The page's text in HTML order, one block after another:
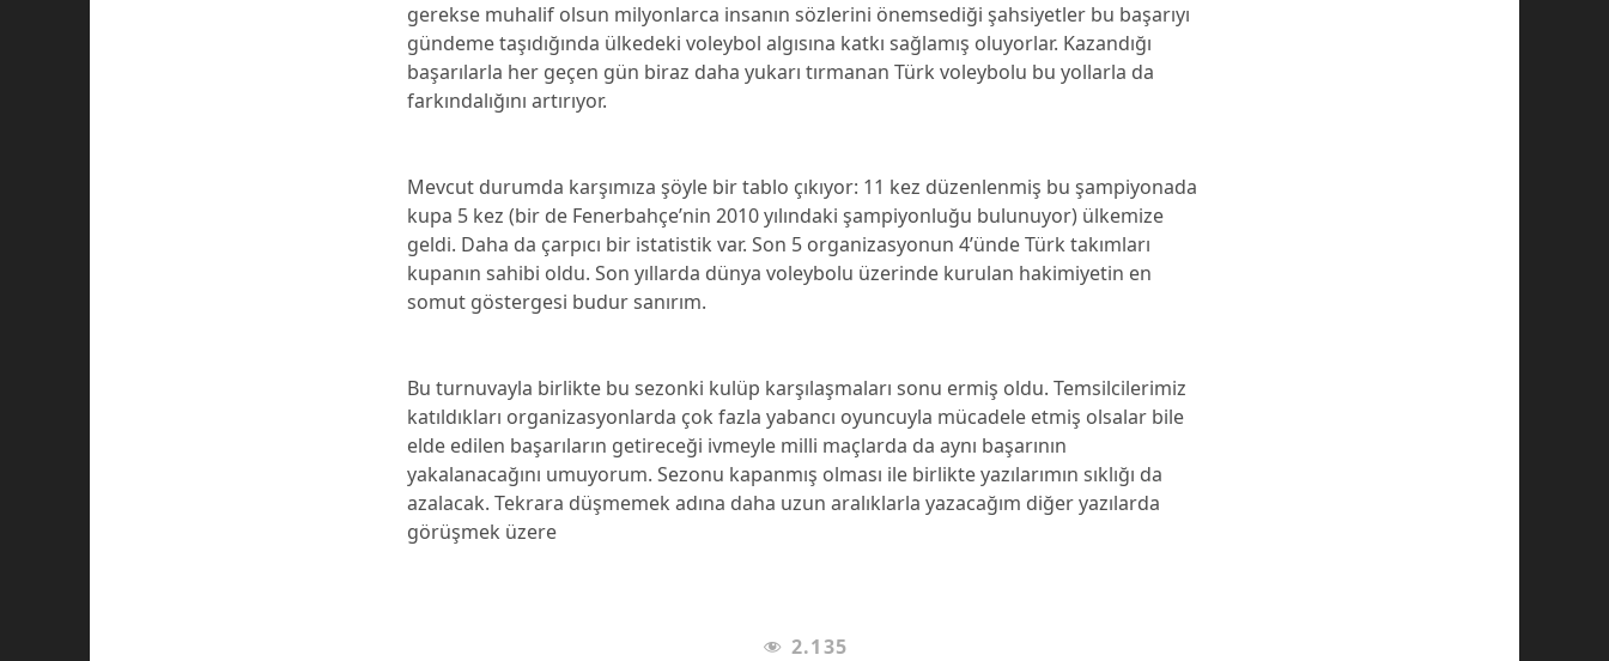
gerekse muhalif olsun milyonlarca insanın sözlerini önemsediği şahsiyetler bu başarıyı
gündeme taşıdığında ülkedeki voleybol algısına katkı sağlamış oluyorlar. Kazandığı
başarılarla her geçen gün biraz daha yukarı tırmanan Türk voleybolu bu yollarla da
farkındalığını artırıyor.
Mevcut durumda karşımıza şöyle bir tablo çıkıyor: 11 kez düzenlenmiş bu şampiyonada
kupa 5 kez (bir de Fenerbahçe’nin 2010 yılındaki şampiyonluğu bulunuyor) ülkemize
geldi. Daha da çarpıcı bir istatistik var. Son 5 organizasyonun 4’ünde Türk takımları
kupanın sahibi oldu. Son yıllarda dünya voleybolu üzerinde kurulan hakimiyetin en
somut göstergesi budur sanırım.
Bu turnuvayla birlikte bu sezonki kulüp karşılaşmaları sonu ermiş oldu. Temsilcilerimiz
katıldıkları organizasyonlarda çok fazla yabancı oyuncuyla mücadele etmiş olsalar bile
elde edilen başarıların getireceği ivmeyle milli maçlarda da aynı başarının
yakalanacağını umuyorum. Sezonu kapanmış olması ile birlikte yazılarımın sıklığı da
azalacak. Tekrara düşmemek adına daha uzun aralıklarla yazacağım diğer yazılarda
görüşmek üzere
2.135